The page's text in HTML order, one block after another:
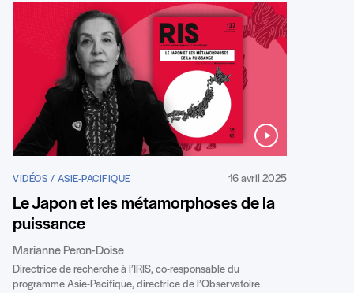
VIDÉOS / ASIE-PACIFIQUE 16 avril 2025
Le Japon et les métamorphoses de la
puissance
Marianne Peron-Doise
Directrice de recherche à l’IRIS, co-responsable du
programme Asie-Pacifique, directrice de l’Observatoire